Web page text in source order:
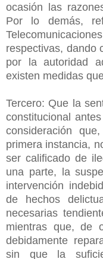
ocasión las
Por lo demás,
respectivas, dando
por la autoridad
existen medidas
Tercero: Que la
constitucional
consideración
primera instancia,
ser calificado de
una parte, la
intervención
de hechos
necesarias
mientras que, de
debidamente
sin que la